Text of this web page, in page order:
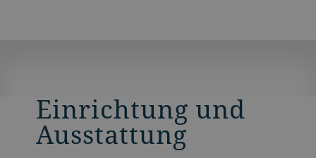
Einrichtung und
Ausstattung